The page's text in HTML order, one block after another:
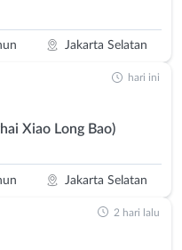
Jakarta Selatan
Xiao Long Bao)
Jakarta Selatan
hari ini
2 hari lalu